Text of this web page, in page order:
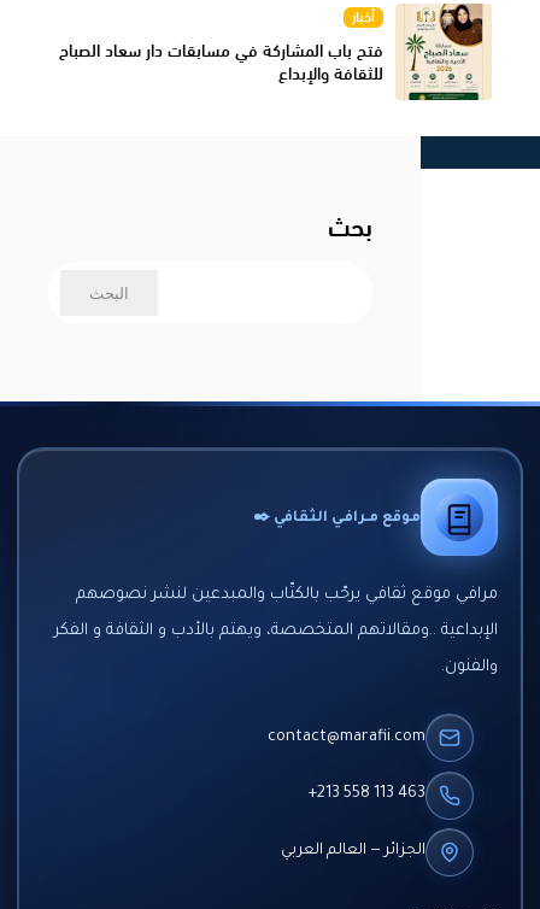
أخبار
فتح باب المشاركة في مسابقات دار سعاد الصباح
للثقافة والإبداع
بحث
موقع مـرافـي الثقافي ✒️
مرافي موقع ثقافي يرحّب بالكتّاب والمبدعين لنشر نصوصهم
الإبداعية ..ومقالاتهم المتخصصة، ويهتم بالأدب و الثقافة و الفكر
والفنون.
contact@marafii.com
+213 558 113 463
الجزائر — العالم العربي